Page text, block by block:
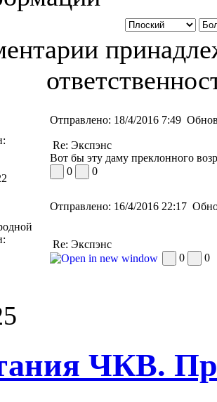
Отправлено: 18/4/2016 7:49
Re: Экспэнс
Вот бы эту даму преклонного
0
0
Отправлено: 16/4/2016 22:17
Re: Экспэнс
0
0
ЧКВ.